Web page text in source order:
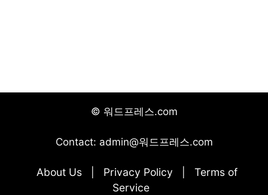
© 워드프레스.com
Contact: admin@워드프레스.com
About Us Privacy Policy
Terms of
Service